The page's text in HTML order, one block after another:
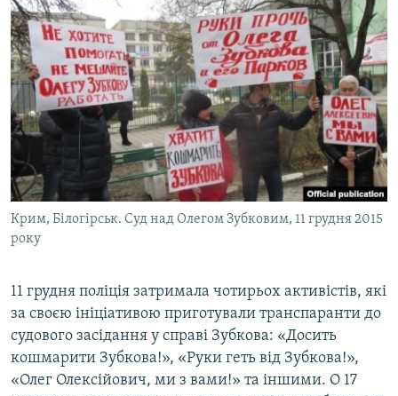
Крим, Білогірськ. Суд над Олегом Зубковим, 11 грудня 2015
року
11 грудня поліція затримала чотирьох активістів, які
за своєю ініціативою приготували транспаранти до
судового засідання у справі Зубкова: «Досить
кошмарити Зубкова!», «Руки геть від Зубкова!»,
«Олег Олексійович, ми з вами!» та іншими. О 17